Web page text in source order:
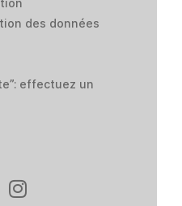
des données
effectuez un